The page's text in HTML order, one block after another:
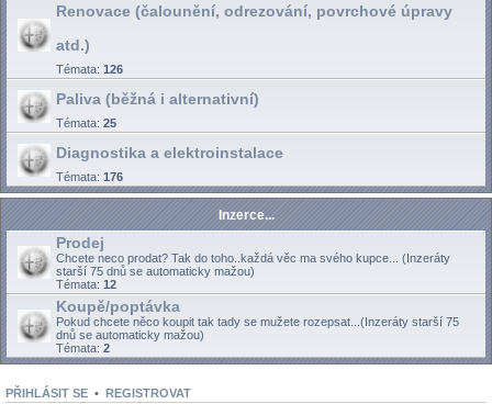
Renovace (čalounění, odrezování, povrchové úpravy
atd.)
Témata: 126
Paliva (běžná i alternativní)
Témata: 25
Diagnostika a elektroinstalace
Témata: 176
Inzerce...
Prodej
Chcete neco prodat? Tak do toho..každá věc ma svého kupce... (Inzeráty
starší 75 dnů se automaticky mažou)
Témata: 12
Koupě/poptávka
Pokud chcete něco koupit tak tady se mužete rozepsat...(Inzeráty starší 75
dnů se automaticky mažou)
Témata: 2
PŘIHLÁSIT SE • REGISTROVAT